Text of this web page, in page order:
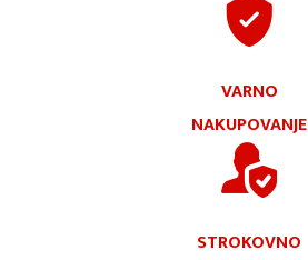
VARNO
NAKUPOVANJE
STROKOVNO